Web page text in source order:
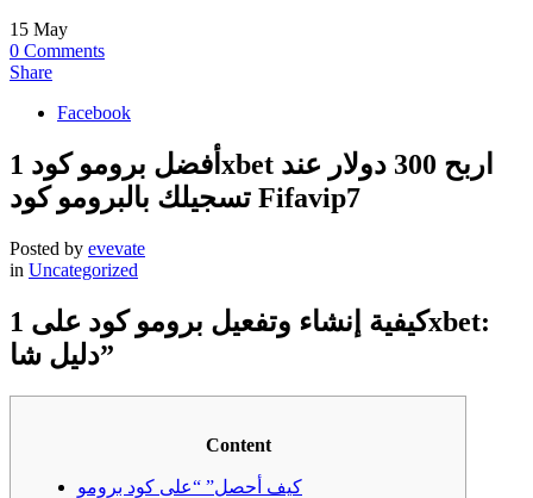
15 May
0 Comments
Share
Facebook
أفضل برومو كود 1xbet اربح 300 دولار عند
تسجيلك بالبرومو كود Fifavip7
Posted by evevate
in Uncategorized
كيفية إنشاء وتفعيل برومو كود على 1xbet:
دليل شا”
Content
كيف أحصل” “على كود برومو